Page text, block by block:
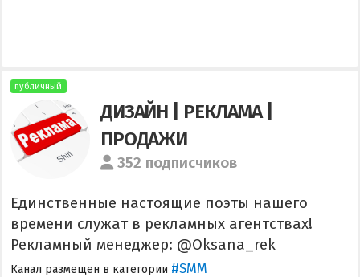
публичный
ДИЗАЙН | РЕКЛАМА |
ПРОДАЖИ
352 подписчиков
Единственные настоящие поэты нашего
времени служат в рекламных агентствах!
Рекламный менеджер: @Oksana_rek
Канал размещен в категории #SMM